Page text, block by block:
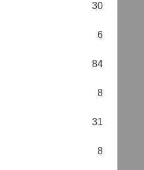
30
6
84
8
31
8